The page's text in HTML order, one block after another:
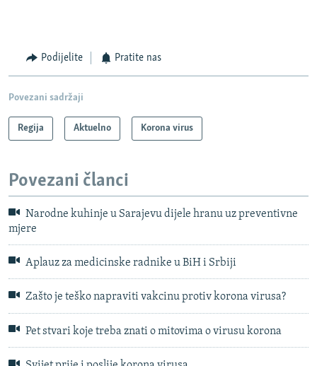
Podijelite Pratite nas
Povezani sadržaji
Regija Aktuelno Korona virus
Povezani članci
Narodne kuhinje u Sarajevu dijele hranu uz preventivne
mjere
Aplauz za medicinske radnike u BiH i Srbiji
Zašto je teško napraviti vakcinu protiv korona virusa?
Pet stvari koje treba znati o mitovima o virusu korona